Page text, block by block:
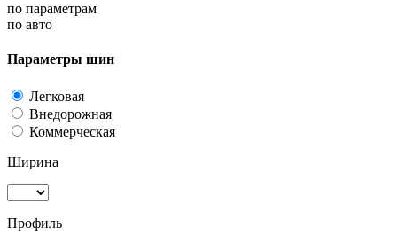
по параметрам
по авто
Параметры шин
Легковая
Внедорожная
Коммерческая
Ширина
Профиль